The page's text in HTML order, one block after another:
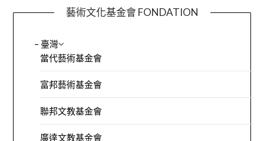
藝術文化基金會 FONDATION
– 臺灣
當代藝術基金會
富邦藝術基金會
聯邦文教基金會
廣達文教基金會